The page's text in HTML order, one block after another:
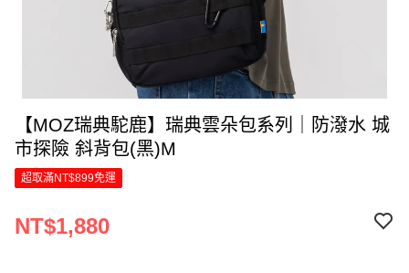
【MOZ瑞典駝鹿】瑞典雲朵包系列｜防潑水 城
市探險 斜背包(黑)M
超取滿NT$899免運
NT$1,880